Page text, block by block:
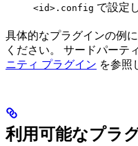
<id>.config で設定
具体的なプラグインの例に
ください。 サードパーテ
ニティ プラグイン を参照
利用可能なプラ